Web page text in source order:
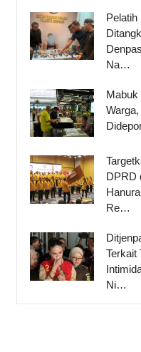
Pelatih
Na…
Mabuk
DPRD
Re…
Terkait
Ni…